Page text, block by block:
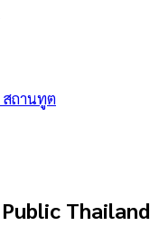
สถานทูต
Thailand